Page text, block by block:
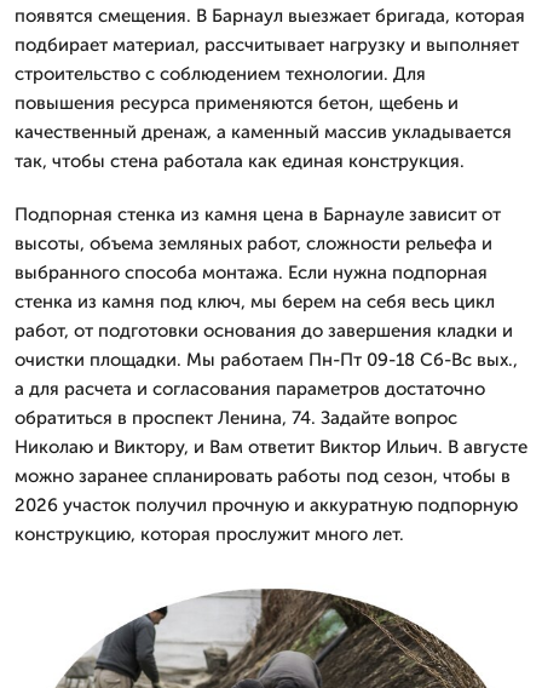
появятся смещения. В Барнаул выезжает бригада, которая
подбирает материал, рассчитывает нагрузку и выполняет
строительство с соблюдением технологии. Для
повышения ресурса применяются бетон, щебень и
качественный дренаж, а каменный массив укладывается
так, чтобы стена работала как единая конструкция.
Подпорная стенка из камня цена в Барнауле зависит от
высоты, объема земляных работ, сложности рельефа и
выбранного способа монтажа. Если нужна подпорная
стенка из камня под ключ, мы берем на себя весь цикл
работ, от подготовки основания до завершения кладки и
очистки площадки. Мы работаем Пн-Пт 09-18 Сб-Вс вых.,
а для расчета и согласования параметров достаточно
обратиться в проспект Ленина, 74. Задайте вопрос
Николаю и Виктору, и Вам ответит Виктор Ильич. В августе
можно заранее спланировать работы под сезон, чтобы в
2026 участок получил прочную и аккуратную подпорную
конструкцию, которая прослужит много лет.